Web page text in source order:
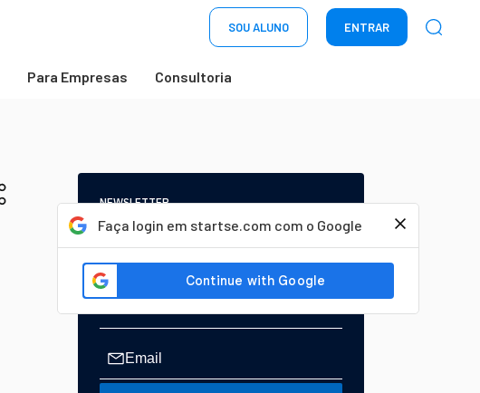
SOU ALUNO ENTRAR
Para Empresas Consultoria
Faça login em startse.com com o Google
NEWSLETTER
Start Seu dia:
A Newsletter do AGORA!